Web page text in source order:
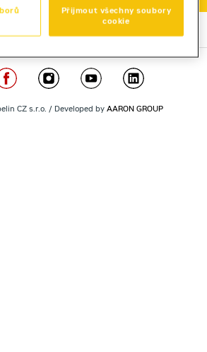
CZ s.r.o. / Developed by AARON GROUP
Přijmout všechny soubory
cookie